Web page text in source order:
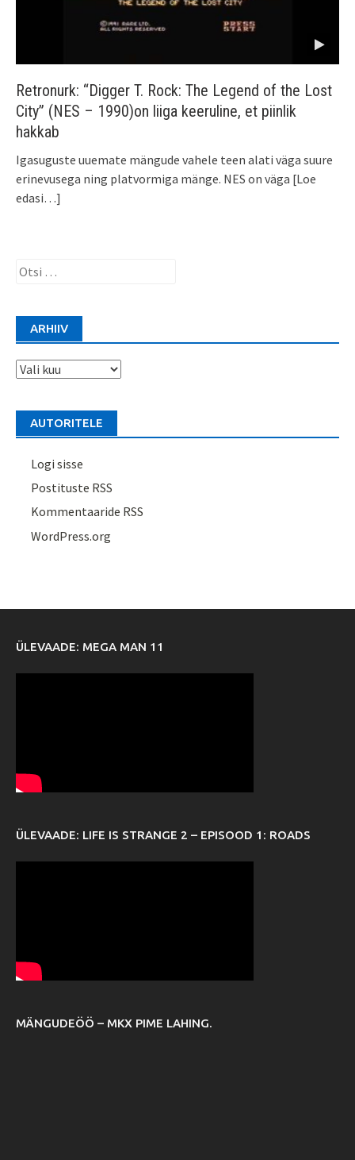
Retronurk: “Digger T. Rock: The Legend of the Lost
City” (NES – 1990)on liiga keeruline, et piinlik
hakkab
Igasuguste uuemate mängude vahele teen alati väga suure
erinevusega ning platvormiga mänge. NES on väga [Loe
edasi…]
Otsi:
ARHIIV
Arhiiv
AUTORITELE
Logi sisse
Postituste RSS
Kommentaaride RSS
WordPress.org
ÜLEVAADE: MEGA MAN 11
ÜLEVAADE: LIFE IS STRANGE 2 – EPISOOD 1: ROADS
MÄNGUDEÖÖ – MKX PIME LAHING.